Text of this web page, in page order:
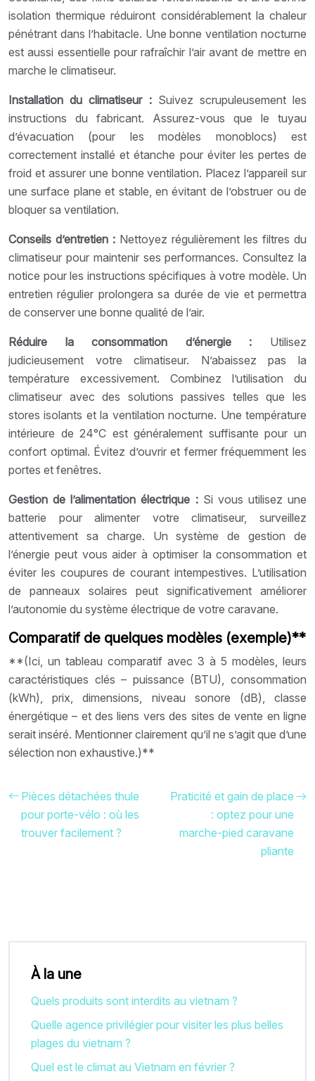
isolation thermique réduiront considérablement la chaleur
pénétrant dans l’habitacle. Une bonne ventilation nocturne
est aussi essentielle pour rafraîchir l’air avant de mettre en
marche le climatiseur.
Installation du climatiseur : Suivez scrupuleusement les
instructions du fabricant. Assurez-vous que le tuyau
d’évacuation (pour les modèles monoblocs) est
correctement installé et étanche pour éviter les pertes de
froid et assurer une bonne ventilation. Placez l’appareil sur
une surface plane et stable, en évitant de l’obstruer ou de
bloquer sa ventilation.
Conseils d’entretien : Nettoyez régulièrement les filtres du
climatiseur pour maintenir ses performances. Consultez la
notice pour les instructions spécifiques à votre modèle. Un
entretien régulier prolongera sa durée de vie et permettra
de conserver une bonne qualité de l’air.
Réduire la consommation d’énergie : Utilisez
judicieusement votre climatiseur. N’abaissez pas la
température excessivement. Combinez l’utilisation du
climatiseur avec des solutions passives telles que les
stores isolants et la ventilation nocturne. Une température
intérieure de 24°C est généralement suffisante pour un
confort optimal. Évitez d’ouvrir et fermer fréquemment les
portes et fenêtres.
Gestion de l’alimentation électrique : Si vous utilisez une
batterie pour alimenter votre climatiseur, surveillez
attentivement sa charge. Un système de gestion de
l’énergie peut vous aider à optimiser la consommation et
éviter les coupures de courant intempestives. L’utilisation
de panneaux solaires peut significativement améliorer
l’autonomie du système électrique de votre caravane.
Comparatif de quelques modèles (exemple)**
**(Ici, un tableau comparatif avec 3 à 5 modèles, leurs
caractéristiques clés – puissance (BTU), consommation
(kWh), prix, dimensions, niveau sonore (dB), classe
énergétique – et des liens vers des sites de vente en ligne
serait inséré. Mentionner clairement qu’il ne s’agit que d’une
sélection non exhaustive.)**
Pièces détachées thule
pour porte-vélo : où les
trouver facilement ?
Praticité et gain de place
: optez pour une
marche-pied caravane
pliante
À la une
Quels produits sont interdits au vietnam ?
Quelle agence privilégier pour visiter les plus belles
plages du vietnam ?
Quel est le climat au Vietnam en février ?